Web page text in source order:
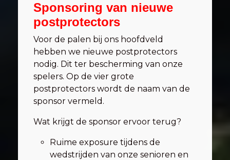
Sponsoring van nieuwe
postprotectors
Voor de palen bij ons hoofdveld
hebben we nieuwe postprotectors
nodig. Dit ter bescherming van onze
spelers. Op de vier grote
postprotectors wordt de naam van de
sponsor vermeld.
Wat krijgt de sponsor ervoor terug?
Ruime exposure tijdens de
wedstrijden van onze senioren en